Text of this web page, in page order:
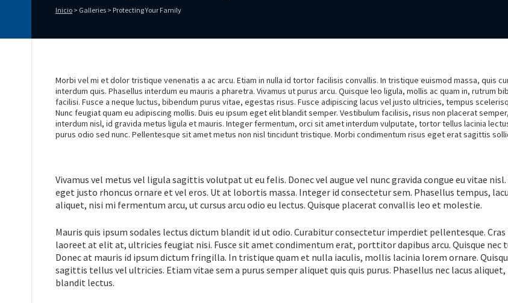
Inicio > Galleries > Protecting Your Family
Morbi vel mi et dolor tristique venenatis a ac arcu. Etiam in nulla id tortor facilisis convallis. In tristique euismod massa, quis
interdum quis. Phasellus interdum eu mauris a pharetra. Vivamus ut purus arcu. Quisque leo ligula, mollis ac quam in, rutrum
facilisi. Fusce a neque luctus, bibendum purus vitae, egestas risus. Fusce adipiscing lacus vel justo ultricies, tempus
Nunc feugiat quam eu adipiscing mollis. Duis eu ipsum eget elit blandit semper. Vestibulum facilisis, risus non placerat
interdum nisl, id gravida metus ligula et mauris. Integer fermentum, orci sit amet interdum vulputate, tortor tellus lacinia
purus odio sed nunc. Pellentesque sit amet metus non nisl tincidunt tristique. Morbi condimentum risus eget erat sagittis
Vivamus vel metus vel ligula sagittis volutpat ut eu felis. Donec vel augue vel nunc gravida congue eu vitae
eget justo rhoncus ornare et vel eros. Ut at lobortis massa. Integer id consectetur sem. Phasellus tempus,
aliquet, nisi mi fermentum arcu, ut cursus arcu odio eu lectus. Quisque placerat convallis leo et molestie.
Mauris quis ipsum sodales lectus dictum blandit id ut odio. Curabitur consectetur imperdiet pellentesque.
laoreet at elit at, ultricies feugiat nisi. Fusce sit amet condimentum erat, porttitor dapibus arcu. Quisque nec
Donec at mauris id ipsum dictum fringilla. In tristique quam et nulla iaculis, mollis lacinia lorem ornare.
sagittis tellus vel ultricies. Etiam vitae sem a purus semper aliquet quis quis purus. Phasellus nec lacus
blandit lectus.